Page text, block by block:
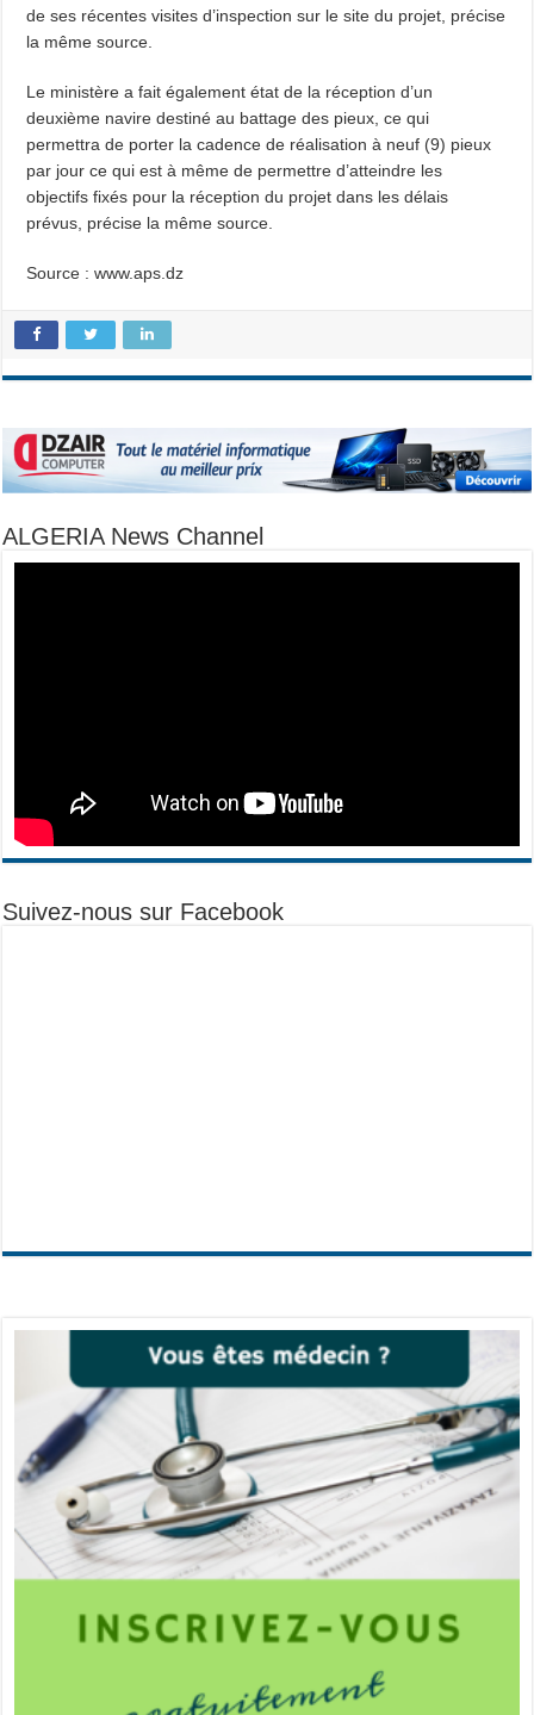
de ses récentes visites d’inspection sur le site du projet, précise
la même source.
Le ministère a fait également état de la réception d’un
deuxième navire destiné au battage des pieux, ce qui
permettra de porter la cadence de réalisation à neuf (9) pieux
par jour ce qui est à même de permettre d’atteindre les
objectifs fixés pour la réception du projet dans les délais
prévus, précise la même source.
Source : www.aps.dz
ALGERIA News Channel
Suivez-nous sur Facebook